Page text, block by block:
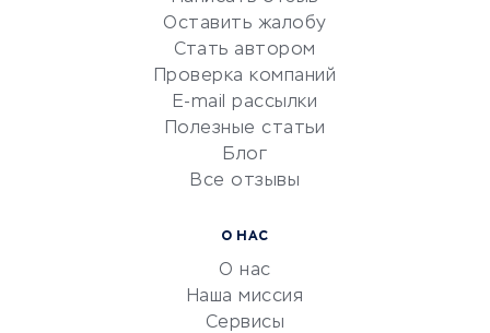
Красота и здоровье
Сервисы по поиску работы
Сетевой маркетинг
УСЛУГИ ДЛЯ БИЗНЕСА
Оставить жалобу
Стать автором
Проверка компаний
E-mail рассылки
Полезные статьи
Блог
Все отзывы
О НАС
О нас
Наша миссия
Сервисы